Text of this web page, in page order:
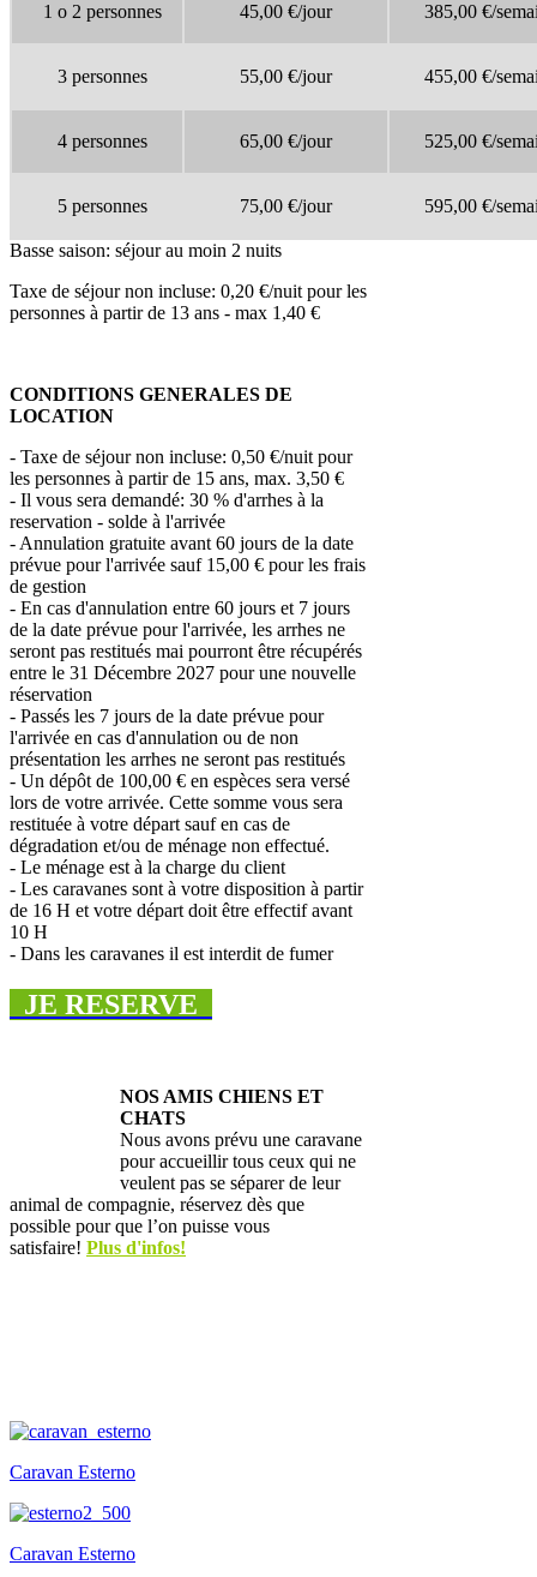
1 o 2 personnes 45,00 €/jour 385,00 €/
3 personnes 55,00 €/jour 455,00 €/
4 personnes 65,00 €/jour 525,00 €/
5 personnes 75,00 €/jour 595,00 €/
Basse saison: séjour au moin 2 nuits
Taxe de séjour non incluse: 0,20 €/nuit pour les
personnes à partir de 13 ans - max 1,40 €
CONDITIONS GENERALES DE
LOCATION
- Taxe de séjour non incluse: 0,50 €/nuit pour
les personnes à partir de 15 ans, max. 3,50 €
- Il vous sera demandé: 30 % d'arrhes à la
reservation - solde à l'arrivée
- Annulation gratuite avant 60 jours de la date
prévue pour l'arrivée sauf 15,00 € pour les frais
de gestion
- En cas d'annulation entre 60 jours et 7 jours
de la date prévue pour l'arrivée, les arrhes ne
seront pas restitués mai pourront être récupérés
entre le 31 Décembre 2027 pour une nouvelle
réservation
- Passés les 7 jours de la date prévue pour
l'arrivée en cas d'annulation ou de non
présentation les arrhes ne seront pas restitués
- Un dépôt de 100,00 € en espèces sera versé
lors de votre arrivée. Cette somme vous sera
restituée à votre départ sauf en cas de
dégradation et/ou de ménage non effectué.
- Le ménage est à la charge du client
- Les caravanes sont à votre disposition à partir
de 16 H et votre départ doit être effectif avant
10 H
- Dans les caravanes il est interdit de fumer
JE RESERVE
NOS AMIS CHIENS ET
CHATS
Nous avons prévu une caravane
pour accueillir tous ceux qui ne
veulent pas se séparer de leur
animal de compagnie, réservez dès que
possible pour que l’on puisse vous
satisfaire! Plus d'infos!
Caravan Esterno
Caravan Esterno